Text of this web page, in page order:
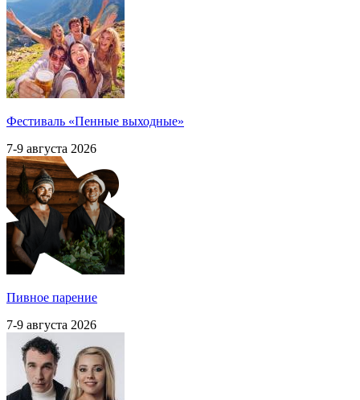
Фестиваль «Пенные выходные»
7-9 августа 2026
Пивное парение
7-9 августа 2026